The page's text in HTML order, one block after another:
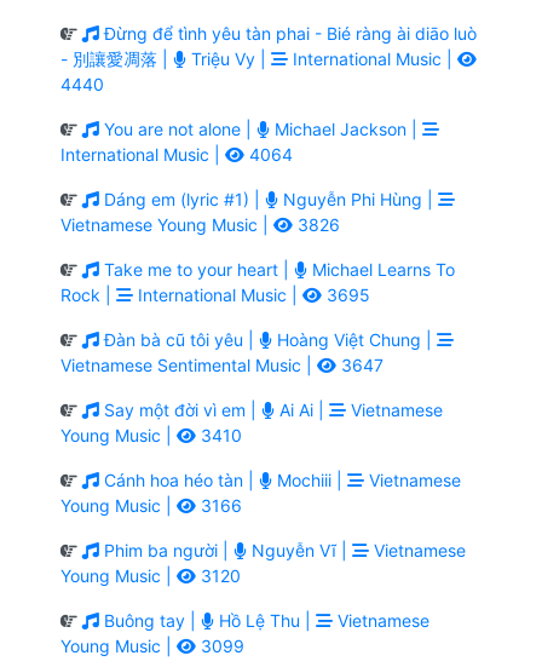
Đừng để tình yêu tàn phai - Bié ràng ài diāo luò
- 別讓愛凋落 |
Triệu Vy |
International Music |
4440
You are not alone |
Michael Jackson |
International Music |
4064
Dáng em (lyric #1) |
Nguyễn Phi Hùng |
Vietnamese Young Music |
3826
Take me to your heart |
Michael Learns To
Rock |
International Music | 3695
Đàn bà cũ tôi yêu |
Hoàng Việt Chung |
Vietnamese Sentimental Music |
3647
Say một đời vì em | Ai Ai |
Vietnamese
Young Music |
3410
Cánh hoa héo tàn | Mochiii |
Vietnamese
Young Music |
3166
Phim ba người | Nguyễn Vĩ |
Vietnamese
Young Music |
3120
Buông tay | Hồ Lệ Thu |
Vietnamese
Young Music |
3099